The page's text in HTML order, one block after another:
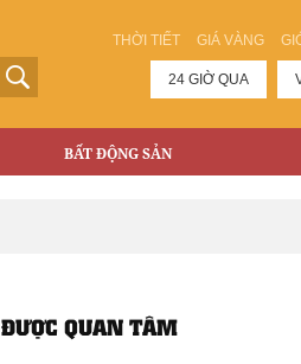
THỜI TIẾT GIÁ VÀNG
24 GIỜ QUA
BẤT ĐỘNG SẢN
ĐƯỢC QUAN TÂM